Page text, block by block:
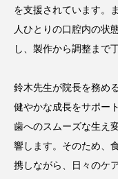
を支援されています。
人ひとりの口腔内の状
し、製作から調整まで
鈴木先生が院長を務め
健やかな成長をサポー
歯へのスムーズな生え
響します。そのため、
携しながら、日々のケ